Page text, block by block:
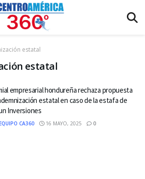
estatal
estatal
empresarial hondureña rechaza propuesta
estatal en caso de la estafa de
Inversiones
CA360 16 MAYO, 2025 0